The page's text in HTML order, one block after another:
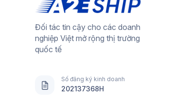
Đối tác tin cậy cho các doanh
nghiệp Việt mở rộng thị trường
quốc tế
Số đăng ký kinh doanh
202137368H